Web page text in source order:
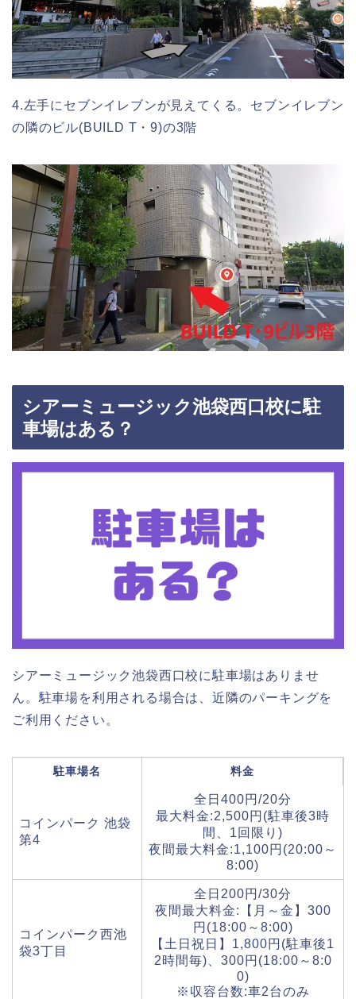
4.左手にセブンイレブンが見えてくる。セブンイレブン
の隣のビル(BUILD T・9)の3階
シアーミュージック池袋西口校に駐
車場はある？
シアーミュージック池袋西口校に駐車場はありませ
ん。駐車場を利用される場合は、近隣のパーキングを
ご利用ください。
駐車場名 料金
コインパーク 池袋
第4
全日400円/20分
最大料金:2,500円(駐車後3時
間、1回限り)
夜間最大料金:1,100円(20:00～
8:00)
コインパーク西池
袋3丁目
全日200円/30分
夜間最大料金:【月～金】300
円(18:00～8:00)
【土日祝日】1,800円(駐車後1
2時間毎)、300円(18:00～8:0
0)
※収容台数:車2台のみ